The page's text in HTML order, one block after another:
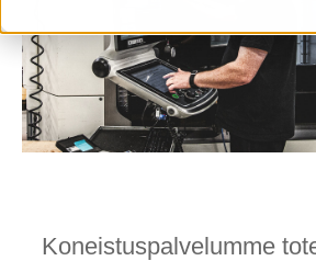
Koneistuspalvelumme